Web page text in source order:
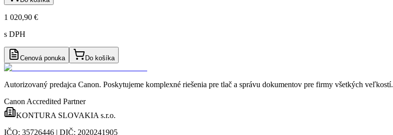
1 020,90 €
s DPH
Cenová ponuka Do košíka
Autorizovaný predajca Canon. Poskytujeme komplexné riešenia pre tlač a správu dokumentov pre firmy všetkých veľkostí.
Canon Accredited Partner
KONTURA SLOVAKIA s.r.o.
IČO: 35726446 | DIČ: 2020241905